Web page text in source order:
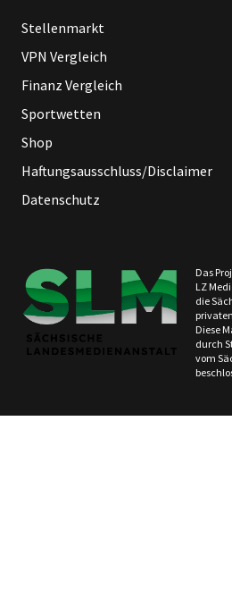
Stellenmarkt
VPN Vergleich
Finanz Vergleich
Sportwetten
Shop
Haftungsausschluss/Disclaimer
Datenschutz
Das
LZ
die
Diese
durch
vom